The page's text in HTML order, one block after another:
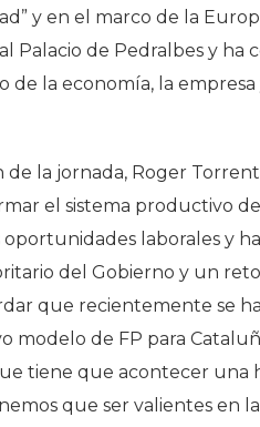
y en el marco de la
Palacio de Pedralbes y
de la economía, la
de la jornada, Roger
el sistema productivo
laborales y
del Gobierno y un
que recientemente se
modelo de FP para
tiene que acontecer una
que ser valientes en